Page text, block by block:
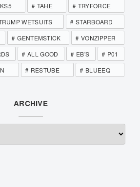
TAHE
TRYFORCE
WETSUITS
STARBOARD
GENTEMSTICK
VONZIPPER
ALL GOOD EB'S
P01
RESTUBE BLUEEQ
ARCHIVE